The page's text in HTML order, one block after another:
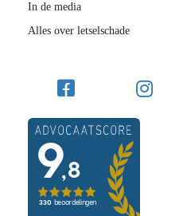
In de media
Alles over letselschade